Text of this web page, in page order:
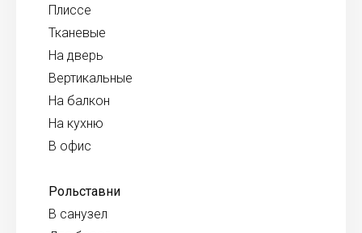
Плиссе
Тканевые
На дверь
Вертикальные
На балкон
На кухню
В офис
Рольставни
В санузел